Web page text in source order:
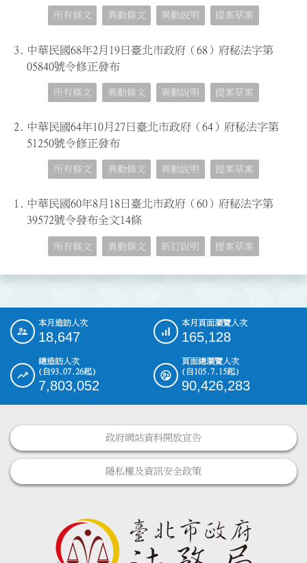
所有條文 異動條文 異動說明 提案草案
3.
中華民國68年2月19日臺北市政府（68）府秘法字第
05840號令修正發布
所有條文 異動條文 異動說明 提案草案
2.
中華民國64年10月27日臺北市政府（64）府秘法字第
51250號令修正發布
所有條文 異動條文 異動說明 提案草案
1. 中華民國60年8月18日臺北市政府（60）府秘法字第
39572號令發布全文14條
所有條文 異動條文 新訂說明 提案草案
::: 本月造訪人次
18,647
本月頁面瀏覽人次
165,128
總造訪人次
(自93.07.26起)
7,803,052
頁面總瀏覽人次
(自105.7.15起)
90,426,283
政府網站資料開放宣告
隱私權及資訊安全政策